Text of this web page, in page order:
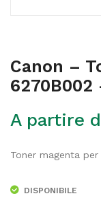
Canon –
6270B002
A partire
Toner magenta
DISPONIBILE